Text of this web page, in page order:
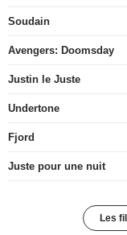
Soudain
Avengers: Doomsday
Justin le Juste
Undertone
Fjord
Juste pour une nuit
Les